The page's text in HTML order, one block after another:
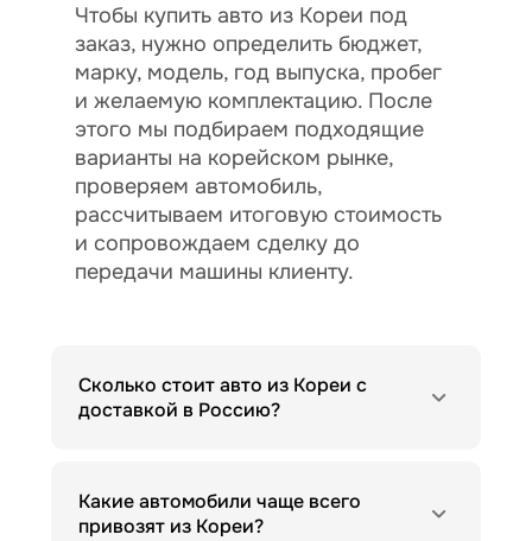
Чтобы купить авто из Кореи под
заказ, нужно определить бюджет,
марку, модель, год выпуска, пробег
и желаемую комплектацию. После
этого мы подбираем подходящие
варианты на корейском рынке,
проверяем автомобиль,
рассчитываем итоговую стоимость
и сопровождаем сделку до
передачи машины клиенту.
Сколько стоит авто из Кореи с
доставкой в Россию?
Какие автомобили чаще всего
привозят из Кореи?